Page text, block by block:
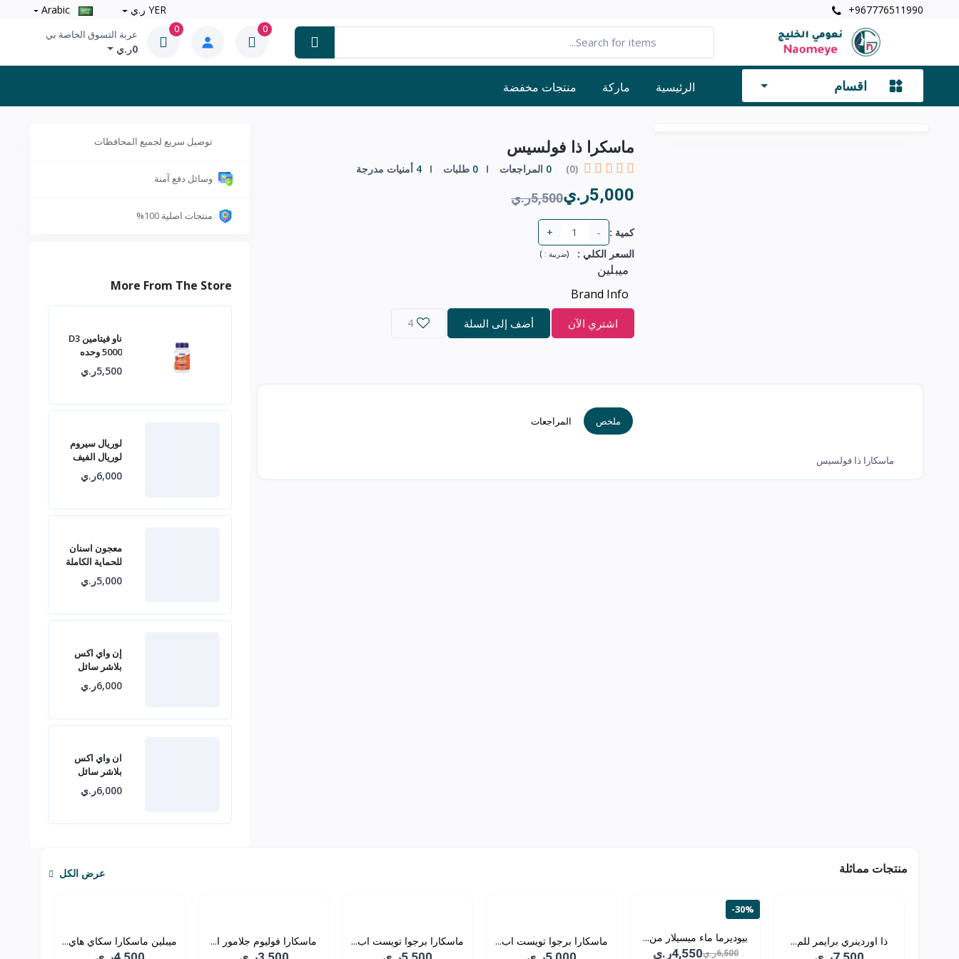
+967776511990 YER ر.ي
0
0 عربة التسوق الخاصة بي
0ر.ي
اقسام الرئيسية ماركة منتجات مخفضة
ماسكرا ذا فولسيس
(0)
0 المراجعات 0 طلبات 4 أمنيات مدرجة
5,000ر.ي 5,500ر.ي
كمية : -
+
السعر الكلي :
(ضريبة : )
ميبلين
Brand Info
اشتري الآن أضف إلى السلة 4
ملخص المراجعات
ماسكارا ذا فولسيس
توصيل سريع لجميع المحافظات
وسائل دفع آمنة
منتجات اصلية 100%
More From The Store
ناو فيتامين D3
5000 وحده
دولية
5,500ر.ي
لوريال سيروم
لوريال الفيف
أمينكسيل ضد
تساقط الشعر
6,000ر.ي
معجون اسنان
للحماية الكاملة
ضد التجاويف
5,000ر.ي
إن واي اكس
بلاشر سائل
6,000ر.ي
ان واي اكس
بلاشر سائل
6,000ر.ي
منتجات مماثلة عرض الكل
ذا اوردينري برايمر للم...
-30%
بيوديرما ماء ميسيلار من...
6,500ر.ي 4,550ر.ي
ماسكارا برجوا تويست اب... ماسكارا برجوا تويست اب... ماسكارا فوليوم جلامور ا... ميبلين ماسكارا سكاي هاي...